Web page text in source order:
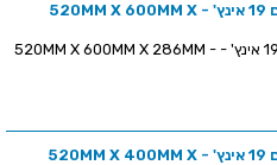
מארז אלומיניום 19 אינץ' - 520MM X 600MM X
מארז אלומיניום 19 אינץ' - 520MM X 600MM X 286MM -
מארז אלומיניום 19 אינץ' - 520MM X 400MM X